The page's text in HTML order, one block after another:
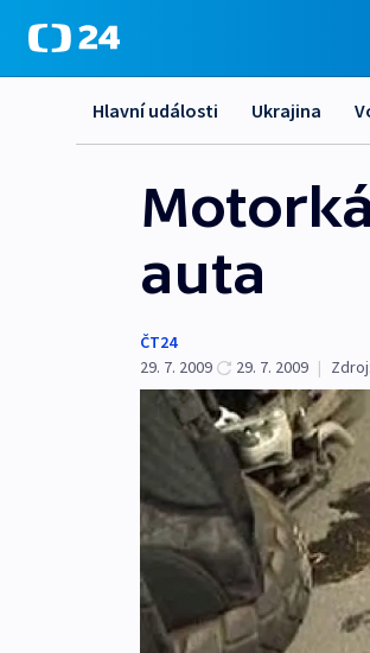
Hlavní události Ukrajina
auta
ČT24
29. 7. 2009
29. 7. 2009 | Zdroj: